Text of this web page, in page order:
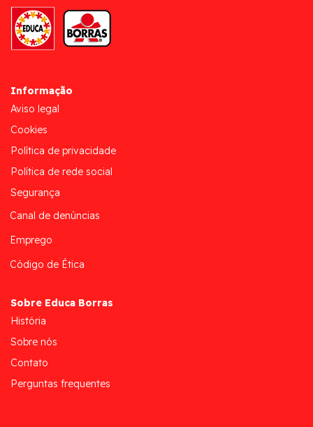
Informação
Aviso legal
Cookies
Política de privacidade
Política de rede social
Segurança
Canal de denúncias
Emprego
Código de Ética
Sobre Educa Borras
História
Sobre nós
Contato
Perguntas frequentes